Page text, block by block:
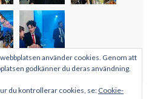
använder cookies. Genom att
godkänner du deras användning.
du kontrollerar cookies, se: Cookie-